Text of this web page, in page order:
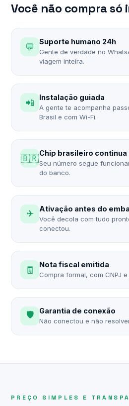
Você não compra
💬 Suporte humano 24h
Gente de verdade no
viagem inteira.
📲 Instalação guiada
A gente te acompanha
Brasil e com Wi-Fi.
🇧🇷Chip brasileiro continua
Seu número segue
do banco.
✈️ Ativação antes do
Você decola com tudo
conectou.
🧾 Nota fiscal emitida
Compra formal, com CNPJ
🛡️ Garantia de conexão
Não conectou e não
PREÇO SIMPLES E